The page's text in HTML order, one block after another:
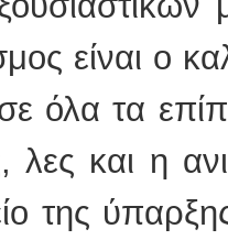
είναι ο
όλα τα
λες και η
της